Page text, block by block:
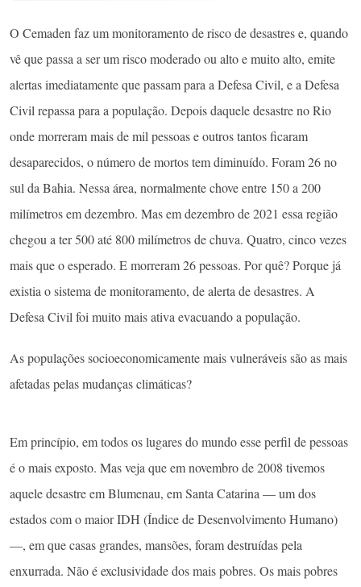
O Cemaden faz um monitoramento de risco de desastres e, quando
vê que passa a ser um risco moderado ou alto e muito alto, emite
alertas imediatamente que passam para a Defesa Civil, e a Defesa
Civil repassa para a população. Depois daquele desastre no Rio
onde morreram mais de mil pessoas e outros tantos ficaram
desaparecidos, o número de mortos tem diminuído. Foram 26 no
sul da Bahia. Nessa área, normalmente chove entre 150 a 200
milímetros em dezembro. Mas em dezembro de 2021 essa região
chegou a ter 500 até 800 milímetros de chuva. Quatro, cinco vezes
mais que o esperado. E morreram 26 pessoas. Por quê? Porque já
existia o sistema de monitoramento, de alerta de desastres. A
Defesa Civil foi muito mais ativa evacuando a população.
As populações socioeconomicamente mais vulneráveis são as mais
afetadas pelas mudanças climáticas?
Em princípio, em todos os lugares do mundo esse perfil de pessoas
é o mais exposto. Mas veja que em novembro de 2008 tivemos
aquele desastre em Blumenau, em Santa Catarina — um dos
estados com o maior IDH (Índice de Desenvolvimento Humano)
—, em que casas grandes, mansões, foram destruídas pela
enxurrada. Não é exclusividade dos mais pobres. Os mais pobres